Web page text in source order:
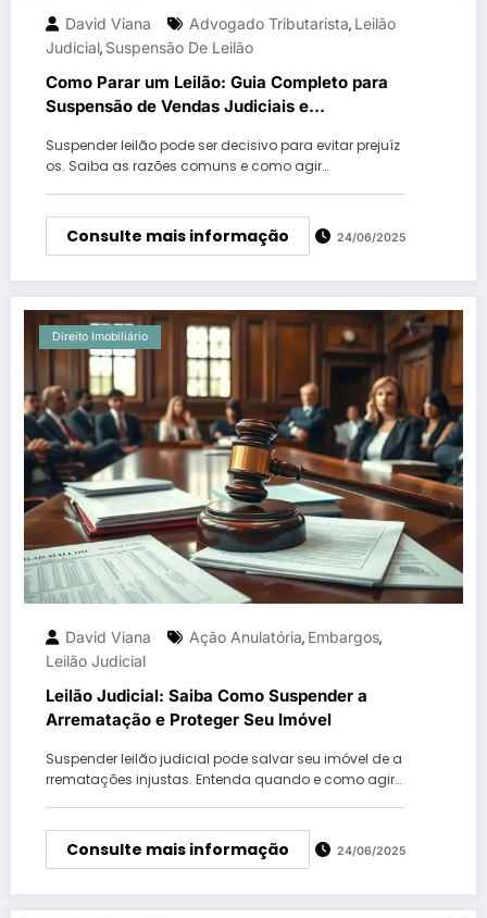
David Viana Advogado Tributarista, Leilão
Judicial, Suspensão De Leilão
Como Parar um Leilão: Guia Completo para
Suspensão de Vendas Judiciais e
Suspender leilão pode ser decisivo para evitar prejuíz
os. Saiba as razões comuns e como agir…
Consulte mais informação 24/06/2025
Direito Imobiliário
David Viana Ação Anulatória, Embargos,
Leilão Judicial
Leilão Judicial: Saiba Como Suspender a
Arrematação e Proteger Seu Imóvel
Suspender leilão judicial pode salvar seu imóvel de a
rrematações injustas. Entenda quando e como agir…
Consulte mais informação 24/06/2025